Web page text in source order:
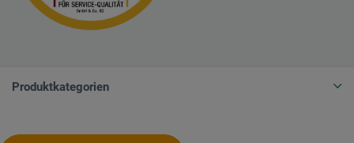
Produktkategorien